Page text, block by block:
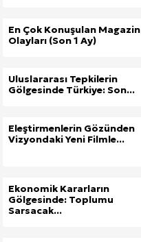
En Çok Konuşulan Magazin
Olayları (Son 1 Ay)
Uluslararası Tepkilerin
Gölgesinde Türkiye: Son...
Eleştirmenlerin Gözünden
Vizyondaki Yeni Filmle...
Ekonomik Kararların
Gölgesinde: Toplumu
Sarsacak...